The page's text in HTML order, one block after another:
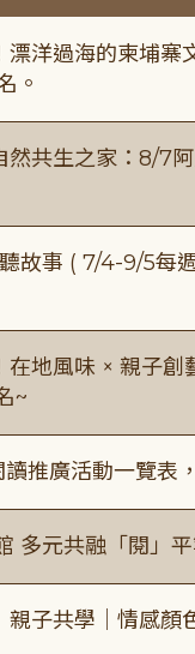
漂洋過海的柬埔
。
然共生之家：8/7
聽故事 ( 7/4-9/5每
在地風味 × 親子
~
讀推廣活動一覽表
多元共融「閱」
親子共學｜情感顏